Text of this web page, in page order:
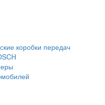
коробки передач